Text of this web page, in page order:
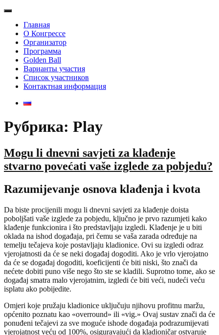
Главная
О Конгрессе
Организатор
Программа
Golden Ball
Варианты участия
Список участников
Контактная информация
Рубрика: Play
Mogu li dnevni savjeti za klađenje
stvarno povećati vaše izglede za pobjedu?
Razumijevanje osnova klađenja i kvota
Da biste procijenili mogu li dnevni savjeti za klađenje doista
poboljšati vaše izglede za pobjedu, ključno je prvo razumjeti kako
klađenje funkcionira i što predstavljaju izgledi. Klađenje je u biti
oklada na ishod događaja, pri čemu se vaša zarada određuje na
temelju tečajeva koje postavljaju kladionice. Ovi su izgledi odraz
vjerojatnosti da će se neki događaj dogoditi. Ako je vrlo vjerojatno
da će se događaj dogoditi, koeficijenti će biti niski, što znači da
nećete dobiti puno više nego što ste se kladili. Suprotno tome, ako se
događaj smatra malo vjerojatnim, izgledi će biti veći, nudeći veću
isplatu ako pobijedite.
Omjeri koje pružaju kladionice uključuju njihovu profitnu maržu,
općenito poznatu kao «overround» ili «vig.» Ovaj sustav znači da će
ponuđeni tečajevi za sve moguće ishode događaja podrazumijevati
vjerojatnost veću od 100%, osiguravajući da kladioničar ostvaruje